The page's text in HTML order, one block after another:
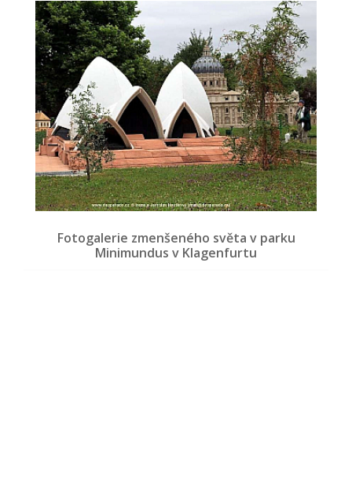
Fotogalerie zmenšeného světa v parku
Minimundus v Klagenfurtu